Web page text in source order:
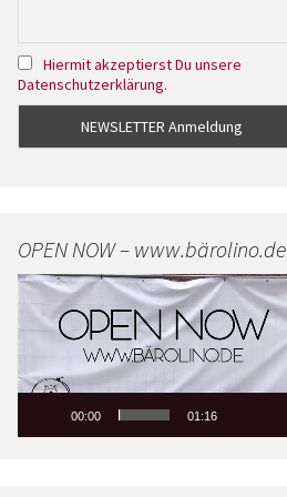
Hiermit akzeptierst Du unsere
Datenschutzerklärung.
OPEN NOW – www.bärolino.de
Video-
Player
00:00 01:16